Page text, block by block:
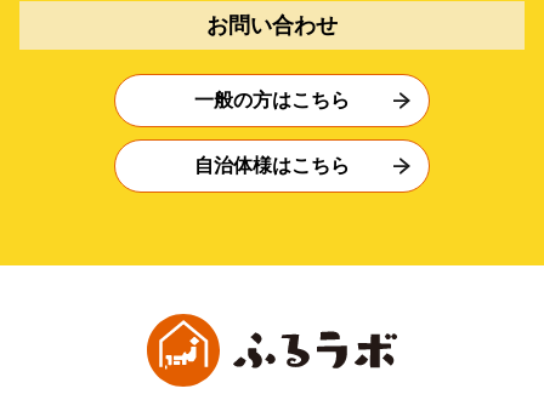
お問い合わせ
一般の方はこちら
自治体様はこちら